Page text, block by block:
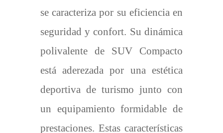
se caracteriza por su eficiencia en
seguridad y confort. Su dinámica
polivalente de SUV Compacto
está aderezada por una estética
deportiva de turismo junto con
un equipamiento formidable de
prestaciones. Estas características